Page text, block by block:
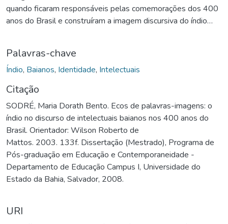
quando ficaram responsáveis pelas comemorações dos 400
anos do Brasil e construíram a imagem discursiva do índio
Canudos e de influência das teorias raciais. Entre as
referências que marcam este discurso, tem-se a projeção de
localizado no passado, mais exatamente no início da
colonização brasileira e em vias de extinção. Serviram como
fontes principais para a análise desse discurso o romance-
histórico Pindorama, de Xavier Marques, e o relatório
Estudos sobre a Baía Cabrália e Vera Cruz, do major Salvador
Pires Carvalho e Aragão, produzidos sob a égide das
comemorações do quarto centenário de descobrimento do
Brasil. Nesses livros, nos jornais de maior circulação na época
comprometer o futuro projeto de uma sociedade monorracial
Palavras-chave
Índio, Baianos, Identidade, Intelectuais
Citação
SODRÉ, Maria Dorath Bento. Ecos de palavras-imagens: o
índio no discurso de intelectuais baianos nos 400 anos do
Brasil. Orientador: Wilson Roberto de
Mattos. 2003. 133f. Dissertação (Mestrado), Programa de
Pós-graduação em Educação e Contemporaneidade -
Departamento de Educação Campus I, Universidade do
Estado da Bahia, Salvador, 2008.
URI